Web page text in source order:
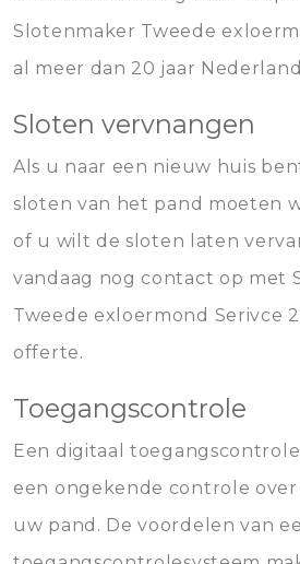
Slotenmaker Tweede
al meer dan 20 jaar
Sloten vervnangen
Als u naar een nieuw huis
sloten van het pand moeten
of u wilt de sloten laten
vandaag nog contact op met
Tweede exloermond Serivce
offerte.
Toegangscontrole
Een digitaal
een ongekende controle
uw pand. De voordelen van